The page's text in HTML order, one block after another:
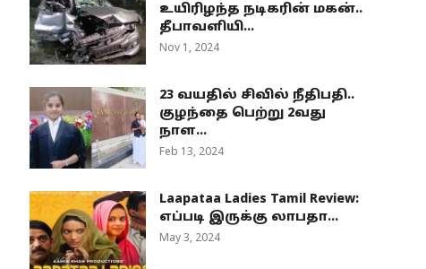
உயிரிழந்த நடிகரின் மகன்..
தீபாவளியி...
Nov 1, 2024
23 வயதில் சிவில் நீதிபதி..
குழந்தை பெற்று 2வது
நாள...
Feb 13, 2024
Laapataa Ladies Tamil Review:
எப்படி இருக்கு லாபதா...
May 3, 2024